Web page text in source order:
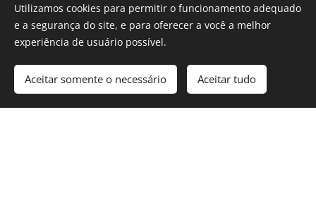
Siga minhas redes
Crie seu site grátis! Comece agora
Utilizamos cookies para permitir o funcionamento adequado
e a segurança do site, e para oferecer a você a melhor
experiência de usuário possível.
Aceitar somente o necessário Aceitar tudo